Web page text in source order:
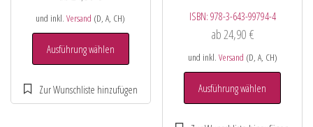
und inkl.Versand (D, A, CH)
Ausführung wählen
ISBN: 978-3-643-99794-4
ab24,90 €
und inkl. Versand (D, A, CH)
Ausführung wählen